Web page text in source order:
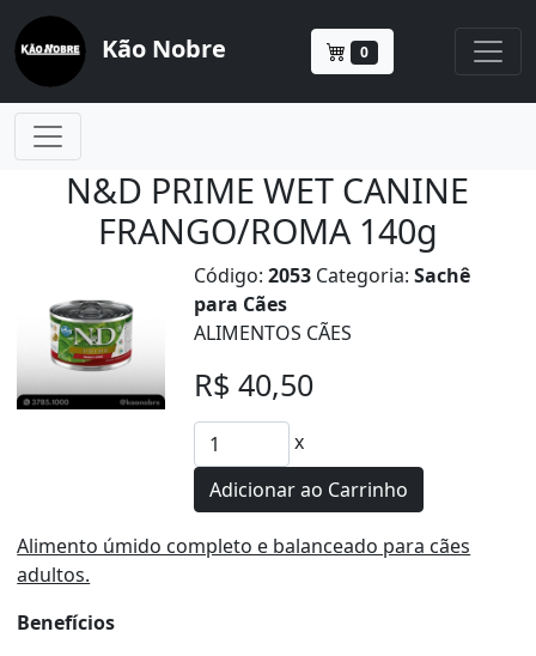
Kão Nobre 0
N&D PRIME WET CANINE
FRANGO/ROMA 140g
Código:2053 Categoria:Sachê
para Cães
ALIMENTOS CÃES
R$ 40,50
x
Adicionar ao Carrinho
Alimento úmido completo e balanceado para cães
adultos.
Benefícios